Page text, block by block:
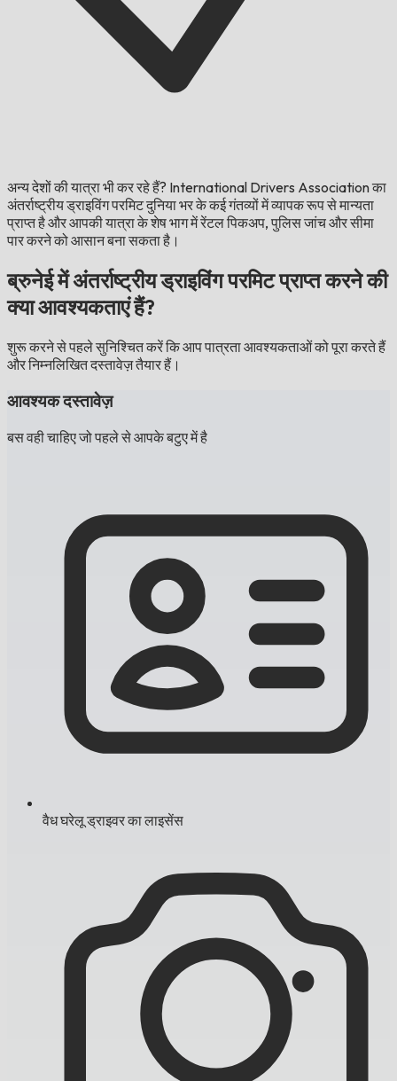
अन्य देशों की यात्रा भी कर रहे हैं? International Drivers Association का
अंतर्राष्ट्रीय ड्राइविंग परमिट दुनिया भर के कई गंतव्यों में व्यापक रूप से मान्यता
प्राप्त है और आपकी यात्रा के शेष भाग में रेंटल पिकअप, पुलिस जांच और सीमा
पार करने को आसान बना सकता है।
ब्रुनेई में अंतर्राष्ट्रीय ड्राइविंग परमिट प्राप्त करने की
क्या आवश्यकताएं हैं?
शुरू करने से पहले सुनिश्चित करें कि आप पात्रता आवश्यकताओं को पूरा करते हैं
और निम्नलिखित दस्तावेज़ तैयार हैं।
आवश्यक दस्तावेज़
बस वही चाहिए जो पहले से आपके बटुए में है
वैध घरेलू ड्राइवर का लाइसेंस